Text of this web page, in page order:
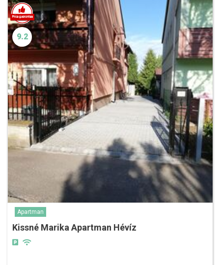
9.2
Apartman
Kissné Marika Apartman Hévíz